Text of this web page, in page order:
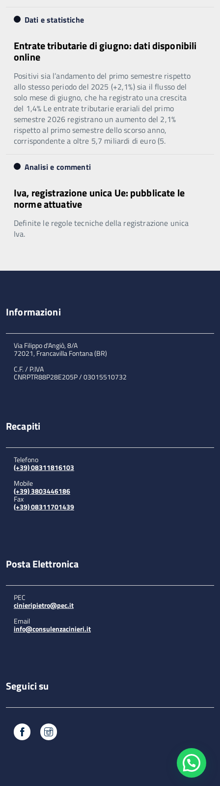
Dati e statistiche
Entrate tributarie di giugno: dati disponibili
online
Positivi sia l’andamento del primo semestre rispetto
allo stesso periodo del 2025 (+2,1%) sia il flusso del
solo mese di giugno, che ha registrato una crescita
del 1,4% Le entrate tributarie erariali del primo
semestre 2026 registrano un aumento del 2,1%
rispetto al primo semestre dello scorso anno,
corrispondente a oltre 5,7 miliardi di euro (5.
Analisi e commenti
Iva, registrazione unica Ue: pubblicate le
norme attuative
Definite le regole tecniche della registrazione unica
Iva.
Informazioni
Via Filippo d'Angiò, 8/A
72021, Francavilla Fontana (BR)
C.F. / P.IVA
CNRPTR88P28E205P / 03015510732
Recapiti
Telefono
(+39) 08311816103
Mobile
(+39) 3803446186
Fax
(+39) 08311701439
Posta Elettronica
PEC
cinieripietro@pec.it
Email
info@consulenzacinieri.it
Seguici su
Facebook